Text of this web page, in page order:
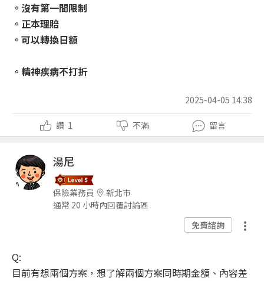
。沒有第一間限制
。正本理賠
。可以轉換日額
。精神疾病不打折
2025-04-05 14:38
讚 1 不滿 留言
湯尼
保險業務員
新北市
通常 20 小時內回覆討論區
免費諮詢
Q:
目前有想兩個方案，想了解兩個方案同時期金額、內容差